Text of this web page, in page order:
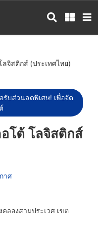
ลจิสติกส์ (ประเทศไทย)
บส่วนลดพิเศษ! เพื่อจัด
โต้ โลจิสติกส์
าศ
ลองสามประเวศ เขต